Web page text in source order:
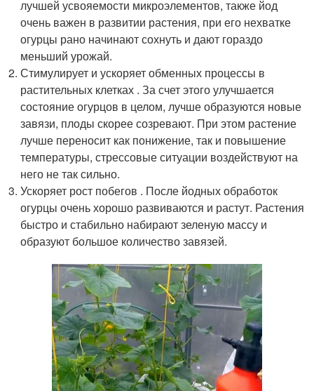
лучшей усвояемости микроэлементов, также йод
очень важен в развитии растения, при его нехватке
огурцы рано начинают сохнуть и дают гораздо
меньший урожай.
Стимулирует и ускоряет обменных процессы в
растительных клетках . За счет этого улучшается
состояние огурцов в целом, лучше образуются новые
завязи, плоды скорее созревают. При этом растение
лучше переносит как понижение, так и повышение
температуры, стрессовые ситуации воздействуют на
него не так сильно.
Ускоряет рост побегов . После йодных обработок
огурцы очень хорошо развиваются и растут. Растения
быстро и стабильно набирают зеленую массу и
образуют большое количество завязей.